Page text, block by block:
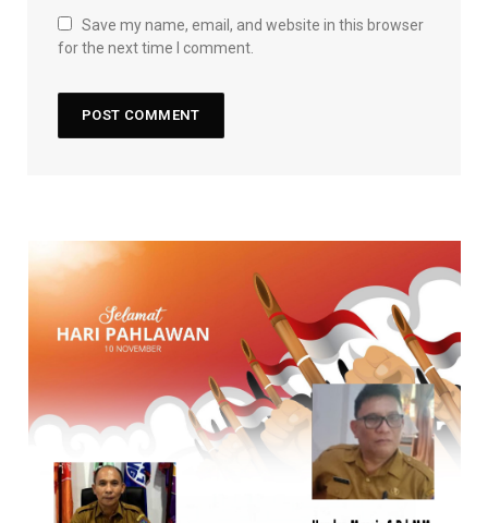
Save my name, email, and website in this browser
for the next time I comment.